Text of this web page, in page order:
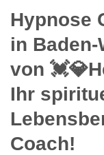
Hypnose
in
von
Ihr
Coach!